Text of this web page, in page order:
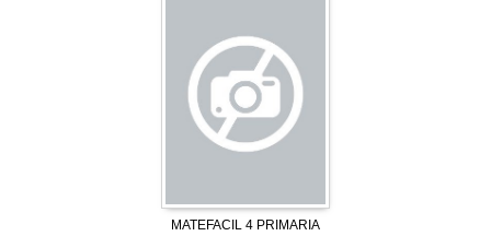
MATEFACIL 4 PRIMARIA